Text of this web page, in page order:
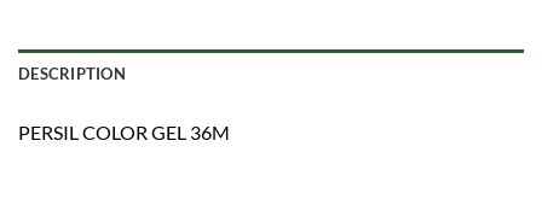
DESCRIPTION
PERSIL COLOR GEL 36M